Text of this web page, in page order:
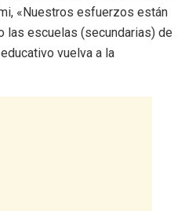
«Nuestros esfuerzos están
las escuelas (secundarias) de
vuelva a la